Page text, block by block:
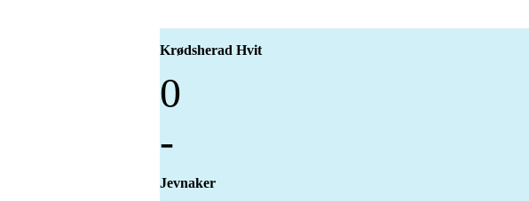
Krødsherad Hvit
0
-
Jevnaker